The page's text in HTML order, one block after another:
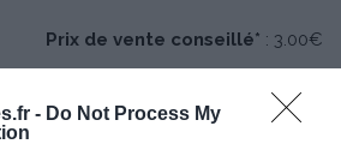
- Do Not Process My
Prix de vente conseillé* : 3.00€